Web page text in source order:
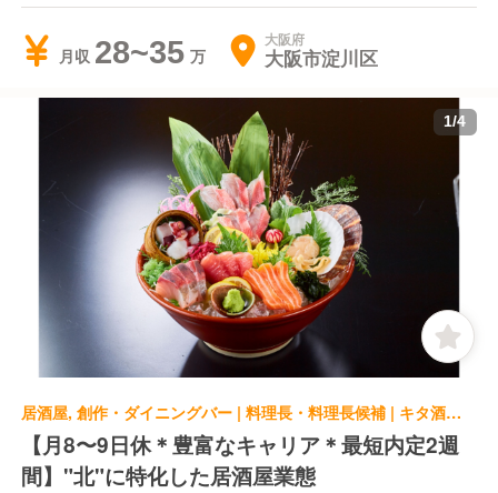
月収 28~35 大阪府
大阪市淀川区
1/4
居酒屋, 創作・ダイニングバー | 料理長・料理長候補 | キタ酒場 梅田店
【月8〜9日休＊豊富なキャリア＊最短内定2週
間】"北"に特化した居酒屋業態